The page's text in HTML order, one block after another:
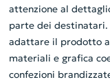
attenzione al
parte dei
adattare il prodotto
materiali e grafica
confezioni